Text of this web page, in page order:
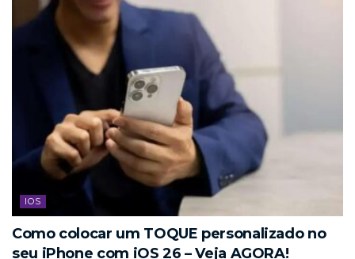
IOS
Como colocar um TOQUE personalizado no
seu iPhone com iOS 26 – Veja AGORA!